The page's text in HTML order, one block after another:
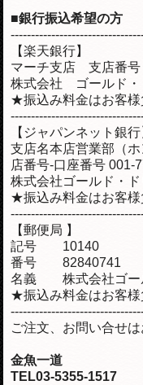
■銀行振込希望の方
【楽天銀行】
マーチ支店 支店番
株式会社 ゴールド
★振込み料金はお客様
【ジャパンネット銀行
支店名本店営業部（ホ
店番号-口座番号 001-
株式会社ゴールド・
★振込み料金はお客様
【郵便局 】
記号 10140
番号 82840741
名義 株式会社ゴー
★振込み料金はお客様
ご注文、お問い合せは
金魚一道
TEL03-5355-1517